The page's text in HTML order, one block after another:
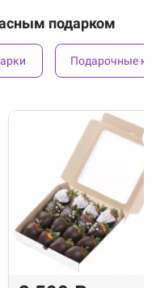
подарком
Подарочные